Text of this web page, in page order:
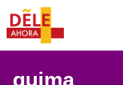
quima